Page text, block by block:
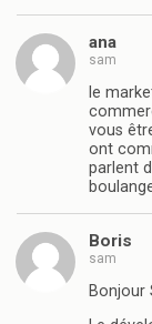
ana
sam
le
vous
ont
parlent
Boris
sam
Bonjour